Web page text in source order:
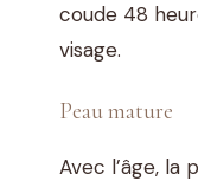
coude 48
visage.
Peau mature
Avec l’âge, la